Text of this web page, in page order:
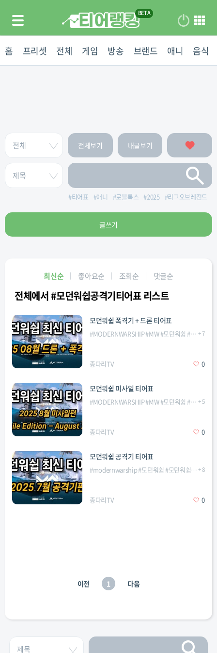
홈 프리셋 전체 게임 방송 브랜드 애니 음식
전체보기 내글보기
#티어표 #애니 #로블록스 #2025 #리그오브레전드
글쓰기
최신순 좋아요순 조회순 댓글순
전체에서 #모던워쉽공격기티어표 리스트
모던워쉽 폭격기 + 드론 티어표
#MODERNWARSHIP#MW#모던워쉽 #모던워쉽
+7
종다리TV 0
모던워쉽 미사일 티어표
#MODERNWARSHIP#MW#모던워쉽 #모던워쉽
+5
종다리TV 0
모던워쉽 공격기 티어표
#modernwarship#모던워쉽 #모던워쉽공격기티어표 +8
종다리TV 0
이전 1 다음